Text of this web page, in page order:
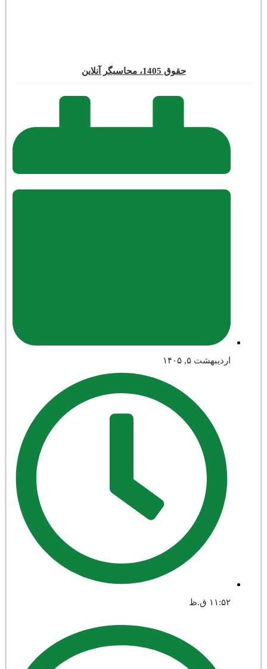
حقوق 1405، محاسبگر آنلاین
اردیبهشت ۵, ۱۴۰۵
۱۱:۵۲ ق.ظ